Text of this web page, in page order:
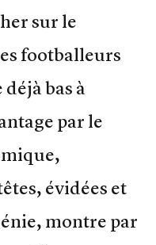
sur le
footballeurs
bas à
par le
évidées et
montre par